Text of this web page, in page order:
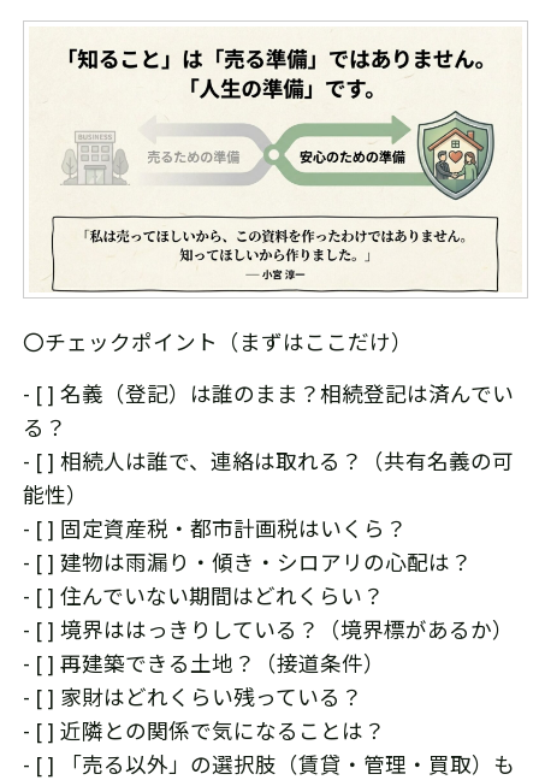
〇チェックポイント（まずはここだけ）
- [ ] 名義（登記）は誰のまま？相続登記は済んでい
る？
- [ ] 相続人は誰で、連絡は取れる？（共有名義の可
能性）
- [ ] 固定資産税・都市計画税はいくら？
- [ ] 建物は雨漏り・傾き・シロアリの心配は？
- [ ] 住んでいない期間はどれくらい？
- [ ] 境界ははっきりしている？（境界標があるか）
- [ ] 再建築できる土地？（接道条件）
- [ ] 家財はどれくらい残っている？
- [ ] 近隣との関係で気になることは？
- [ ] 「売る以外」の選択肢（賃貸・管理・買取）も